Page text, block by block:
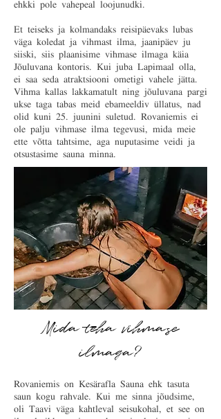
ehkki pole vahepeal loojunudki.
Et teiseks ja kolmandaks reisipäevaks lubas
väga koledat ja vihmast ilma, jaanipäev ju
siiski, siis plaanisime vihmase ilmaga käia
Jõuluvana kontoris. Kui juba Lapimaal olla,
ei saa seda atraktsiooni ometigi vahele jätta.
Vihma kallas lakkamatult ning jõuluvana pargi
ukse taga tabas meid ebameeldiv üllatus, nad
olid kuni 25. juunini suletud. Rovaniemis ei
ole palju vihmase ilma tegevusi, mida meie
ette võtta tahtsime, aga nuputasime veidi ja
otsustasime sauna minna.
Mida teha vihmase
ilmaga?
Rovaniemis on Kesärafla Sauna ehk tasuta
saun kogu rahvale. Kui me sinna jõudsime,
oli Taavi väga kahtleval seisukohal, et see on